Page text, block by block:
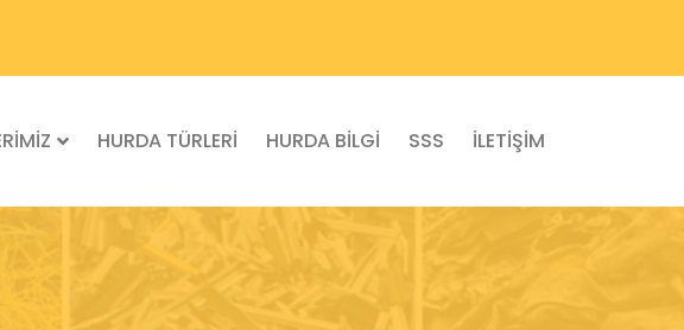
HURDA TÜRLERİ HURDA BİLGİ SSS İLETİŞİM